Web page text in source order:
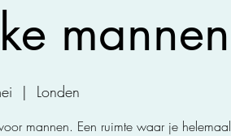
mannen
  |
Londen
mannen. Een ruimte waar je helemaal